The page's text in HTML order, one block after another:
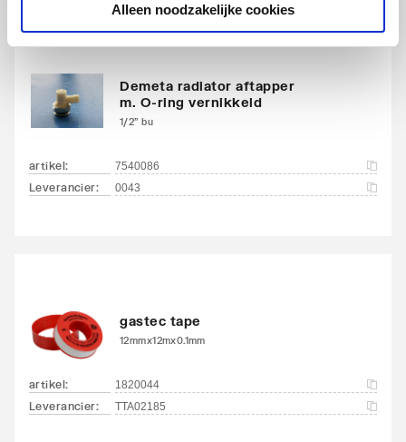
Alleen noodzakelijke cookies
Demeta radiator aftapper
m. O-ring vernikkeld
1/2" bu
artikel: 7540086
Leverancier: 0043
gastec tape
12mmx12mx0.1mm
artikel: 1820044
Leverancier: TTA02185